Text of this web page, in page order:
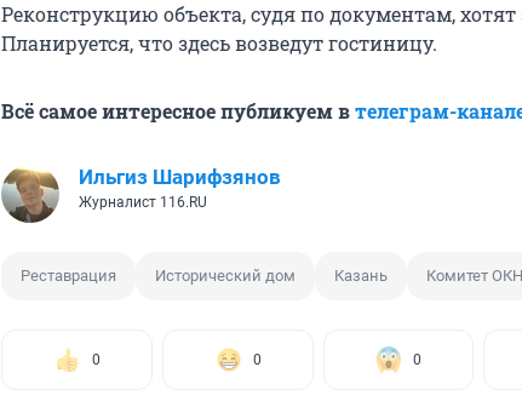
Реконструкцию объекта, судя по документам, хотят
Планируется, что здесь возведут гостиницу.
Всё самое интересное публикуем втелеграм-
Ильгиз Шарифзянов
Журналист 116.RU
Реставрация Исторический дом Казань Комитет ОКН
0 0 0